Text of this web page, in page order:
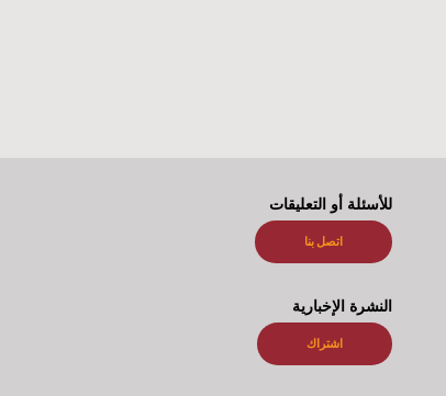
للأسئلة أو التعليقات
اتصل بنا
النشرة الإخبارية
اشتراك